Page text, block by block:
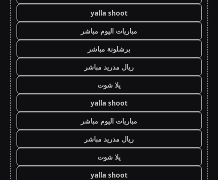
yalla shoot
مباريات اليوم مباشر
برشلونة مباشر
ريال مدريد مباشر
يلا شوت
yalla shoot
مباريات اليوم مباشر
ريال مدريد مباشر
يلا شوت
yalla shoot